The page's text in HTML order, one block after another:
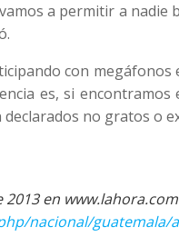
a permitir a
con
es, si
no gratos o
en
nacional/guatemala/